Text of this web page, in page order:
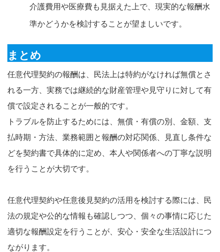
介護費用や医療費も見据えた上で、現実的な報酬水
準かどうかを検討することが望ましいです。
まとめ
任意代理契約の報酬は、民法上は特約がなければ無償とさ
れる一方、実務では継続的な財産管理や見守りに対して有
償で設定されることが一般的です。
トラブルを防止するためには、無償・有償の別、金額、支
払時期・方法、業務範囲と報酬の対応関係、見直し条件な
どを契約書で具体的に定め、本人や関係者への丁寧な説明
を行うことが大切です。
任意代理契約や任意後見契約の活用を検討する際には、民
法の規定や公的な情報も確認しつつ、個々の事情に応じた
適切な報酬設定を行うことが、安心・安全な生活設計につ
ながります。